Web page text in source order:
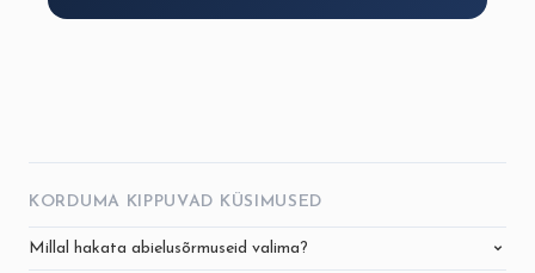
KORDUMA KIPPUVAD KÜSIMUSED
Millal hakata abielusõrmuseid valima?